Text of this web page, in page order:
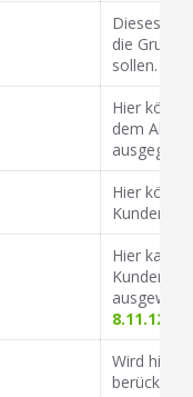
Dieses
die
sollen.
Hier
dem
Hier
Hier kann
Kunden,
8.11.12
Wird hier